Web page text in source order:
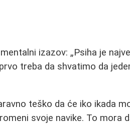
izazov:
Psiha je
treba da shvatimo da
teško da će iko ikada
svoje navike. To mora